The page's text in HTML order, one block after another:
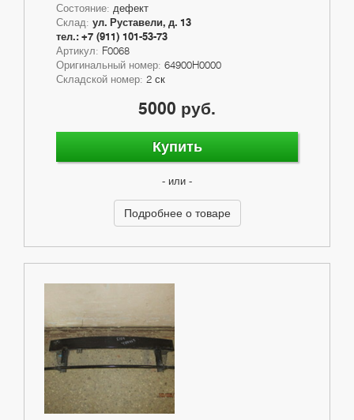
Состояние: дефект
Склад: ул. Руставели, д. 13
тел.: +7 (911) 101-53-73
Артикул: F0068
Оригинальный номер: 64900H0000
Складской номер: 2 ск
5000 руб.
Купить
- или -
Подробнее о товаре